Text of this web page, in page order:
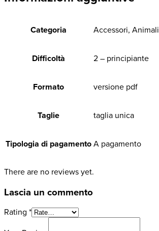
Categoria Accessori, Animali
Difficoltà 2 – principiante
Formato versione pdf
Taglie taglia unica
Tipologia di pagamento A pagamento
There are no reviews yet.
Lascia un commento
Rating *